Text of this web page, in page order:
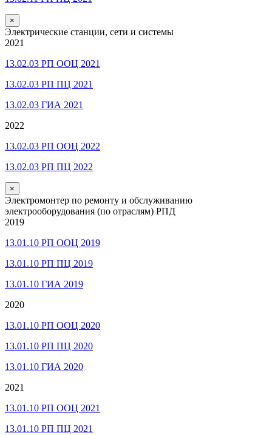
×
Электрические станции, сети и системы
2021
13.02.03 РП ООЦ 2021
13.02.03 РП ПЦ 2021
13.02.03 ГИА 2021
2022
13.02.03 РП ООЦ 2022
13.02.03 РП ПЦ 2022
×
Электромонтер по ремонту и обслуживанию
электрооборудования (по отраслям) РПД
2019
13.01.10 РП ООЦ 2019
13.01.10 РП ПЦ 2019
13.01.10 ГИА 2019
2020
13.01.10 РП ООЦ 2020
13.01.10 РП ПЦ 2020
13.01.10 ГИА 2020
2021
13.01.10 РП ООЦ 2021
13.01.10 РП ПЦ 2021